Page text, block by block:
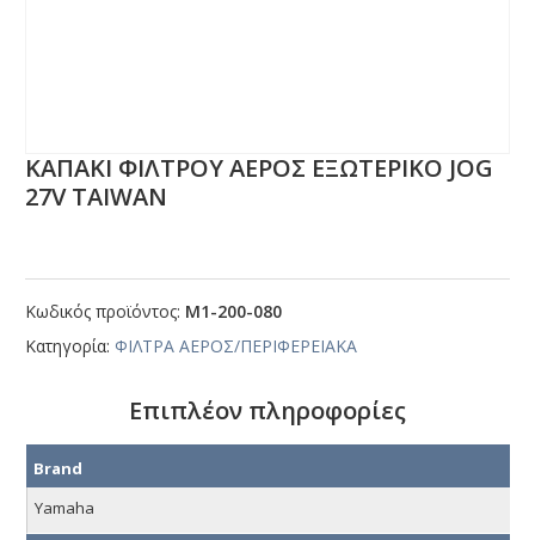
ΚΑΠΑΚΙ ΦΙΛΤΡΟΥ ΑΕΡΟΣ ΕΞΩΤΕΡΙΚΟ JΟG
27V ΤΑΙWΑΝ
Κωδικός προϊόντος: Μ1-200-080
Κατηγορία: ΦΙΛΤΡΑ ΑΕΡΟΣ/ΠΕΡΙΦΕΡΕΙΑΚΑ
Επιπλέον πληροφορίες
Brand
Yamaha